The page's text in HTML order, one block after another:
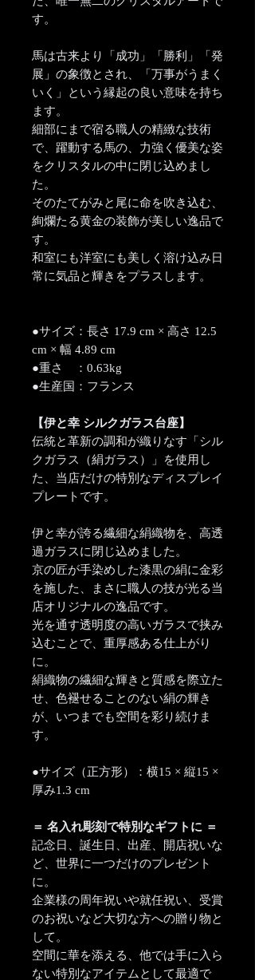
す。
馬は古来より「成功」「勝利」「発
展」の象徴とされ、「万事がうまく
いく」という縁起の良い意味を持ち
ます。
細部にまで宿る職人の精緻な技術
で、躍動する馬の、力強く優美な姿
をクリスタルの中に閉じ込めまし
た。
そのたてがみと尾に命を吹き込む、
絢爛たる黄金の装飾が美しい逸品で
す。
和室にも洋室にも美しく溶け込み日
常に気品と輝きをプラスします。
●サイズ：長さ 17.9 cm × 高さ 12.5
cm × 幅 4.89 cm
●重さ ：0.63kg
●生産国：フランス
【伊と幸 シルクガラス台座】
伝統と革新の調和が織りなす「シル
クガラス（絹ガラス）」を使用し
た、当店だけの特別なディスプレイ
プレートです。
伊と幸が誇る繊細な絹織物を、高透
過ガラスに閉じ込めました。
京の匠が手染めした漆黒の絹に金彩
を施した、まさに職人の技が光る当
店オリジナルの逸品です。
光を通す透明度の高いガラスで挟み
込むことで、重厚感ある仕上がり
に。
絹織物の繊細な輝きと質感を際立た
せ、色褪せることのない絹の輝き
が、いつまでも空間を彩り続けま
す。
●サイズ（正方形）：横15 × 縦15 ×
厚み1.3 cm
＝ 名入れ彫刻で特別なギフトに ＝
記念日、誕生日、出産、開店祝いな
ど、世界に一つだけのプレゼント
に。
企業様の周年祝いや就任祝い、受賞
のお祝いなど大切な方への贈り物と
して。
空間に華を添える、他では手に入ら
ない特別なアイテムとして最適で